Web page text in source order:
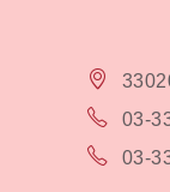
03-
03-